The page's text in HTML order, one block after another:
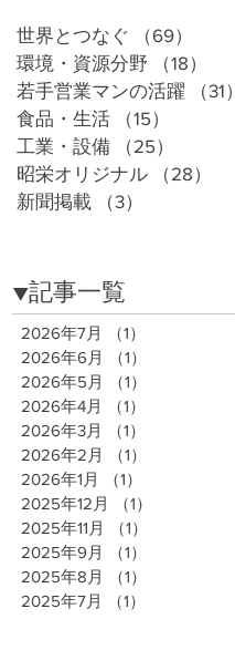
世界とつなぐ （69）
環境・資源分野
（18）
若手営業マンの活躍
（31）
食品・生活
（15）
工業・設備
（25）
昭栄オリジナル
（28）
新聞掲載
（3）
​▼記事一覧
2026年7月 （1）
2026年6月
（1）
2026年5月
（1）
2026年4月
（1）
2026年3月
（1）
2026年2月
（1）
2026年1月
（1）
2025年12月
（1）
2025年11月
（1）
2025年9月
（1）
2025年8月
（1）
2025年7月
（1）